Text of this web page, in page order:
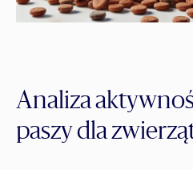
Analiza
paszy dla